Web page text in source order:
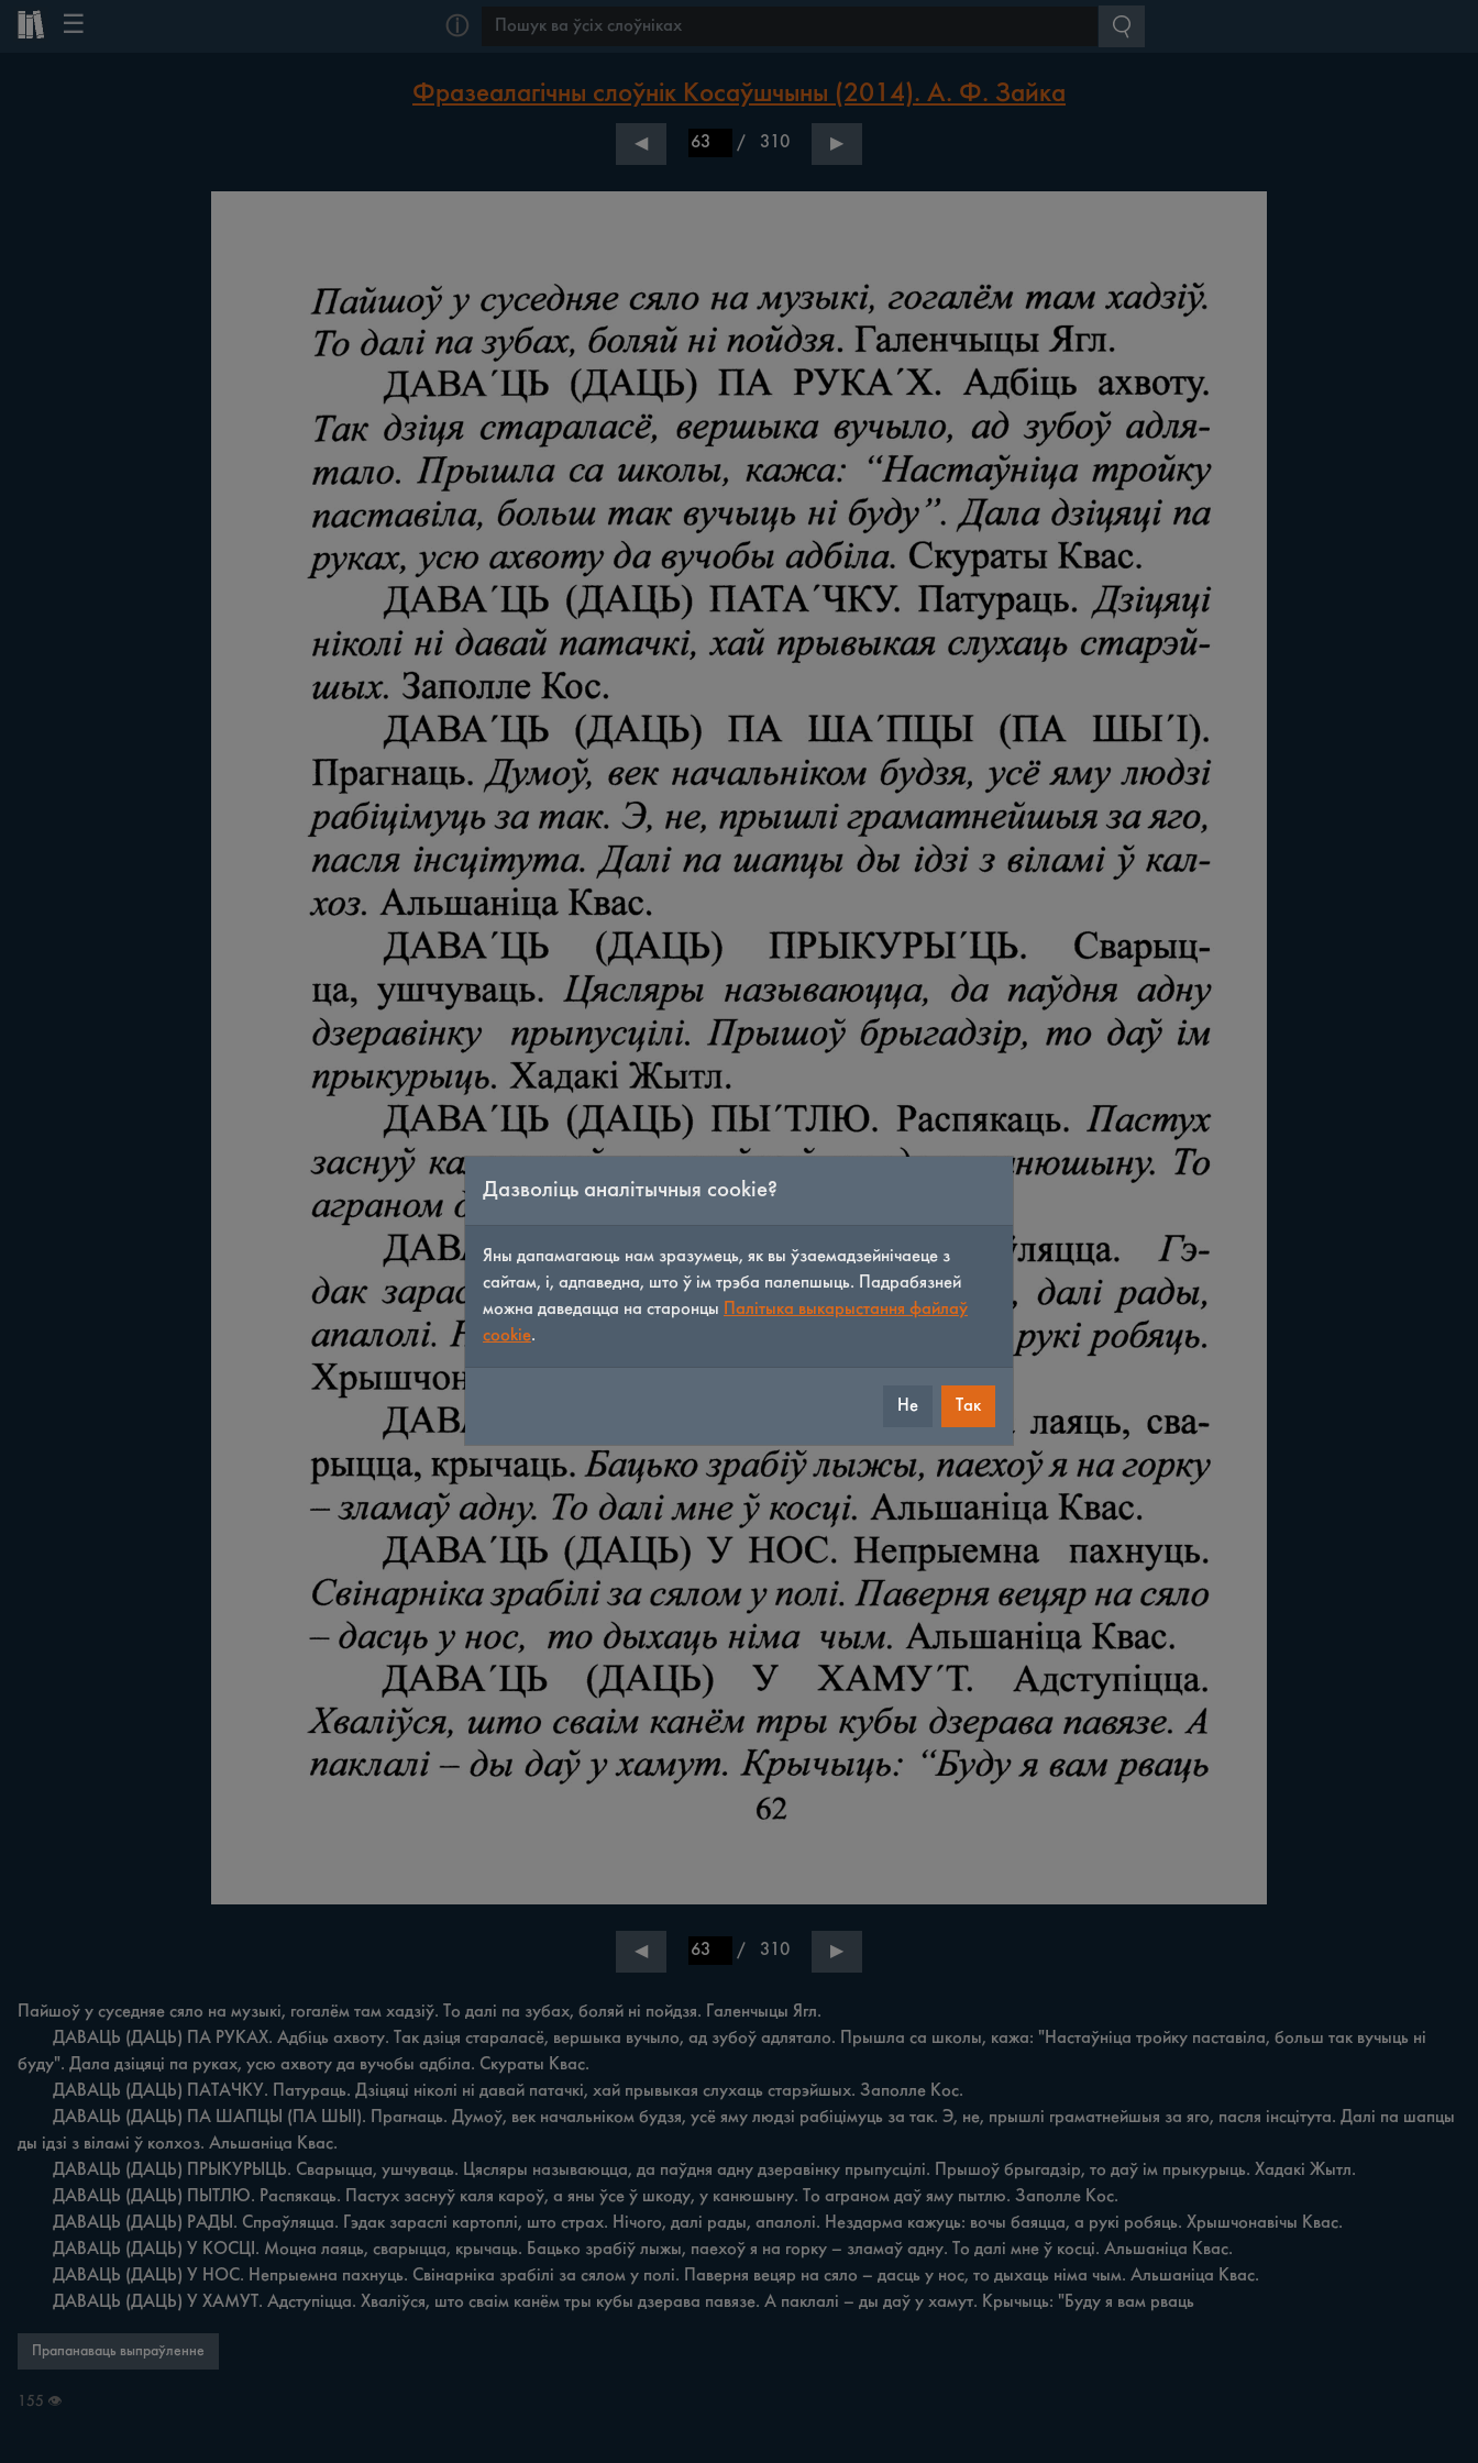
☰ ⓘ
Фразеалагічны слоўнік Косаўшчыны (2014). А. Ф. Зайка
◀ / 310 ▶
◀ / 310 ▶
Пайшоў у суседняе сяло на музыкі, гогалём там хадзіў. То далі па зубах, боляй ні пойдзя. Галенчыцы Ягл.
буду". Дала дзіцяці па руках, усю ахвоту да вучобы адбіла. Скураты Квас.
ды ідзі з віламі ў колхоз. Альшаніца Квас.
	ДАВАЦЬ (ДАЦЬ) У ХАМУТ. Адступіцца. Хваліўся, што сваім канём тры кубы дзерава павязе. А паклалі – ды даў у хамут. Крычыць: "Буду я вам рваць
Прапанаваць выпраўленне
155 👁
Дазволіць аналітычныя cookie?
Яны дапамагаюць нам зразумець, як вы ўзаемадзейнічаеце з
сайтам, і, адпаведна, што ў ім трэба палепшыць. Падрабязней
можна даведацца на старонцы
Палітыка выкарыстання файлаў
cookie.
Не Так